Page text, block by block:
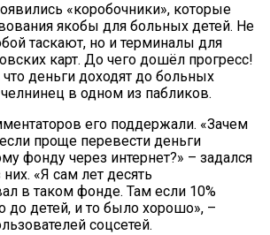
«коробочники», которые
якобы для больных детей. Не
таскают, но и терминалы для
карт. До чего дошёл прогресс!
деньги доходят до больных
в одном из пабликов.
его поддержали. «Зачем
проще перевести деньги
фонду через интернет?» – задался
«Я сам лет десять
в таком фонде. Там если 10%
до детей, и то было хорошо», –
соцсетей.